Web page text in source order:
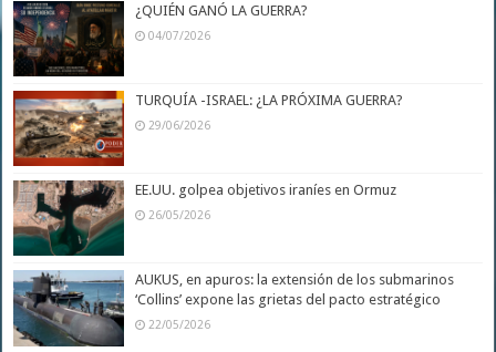
¿QUIÉN GANÓ LA GUERRA?
04/07/2026
TURQUÍA -ISRAEL: ¿LA PRÓXIMA GUERRA?
29/06/2026
EE.UU. golpea objetivos iraníes en Ormuz
26/05/2026
AUKUS, en apuros: la extensión de los submarinos
‘Collins’ expone las grietas del pacto estratégico
22/05/2026